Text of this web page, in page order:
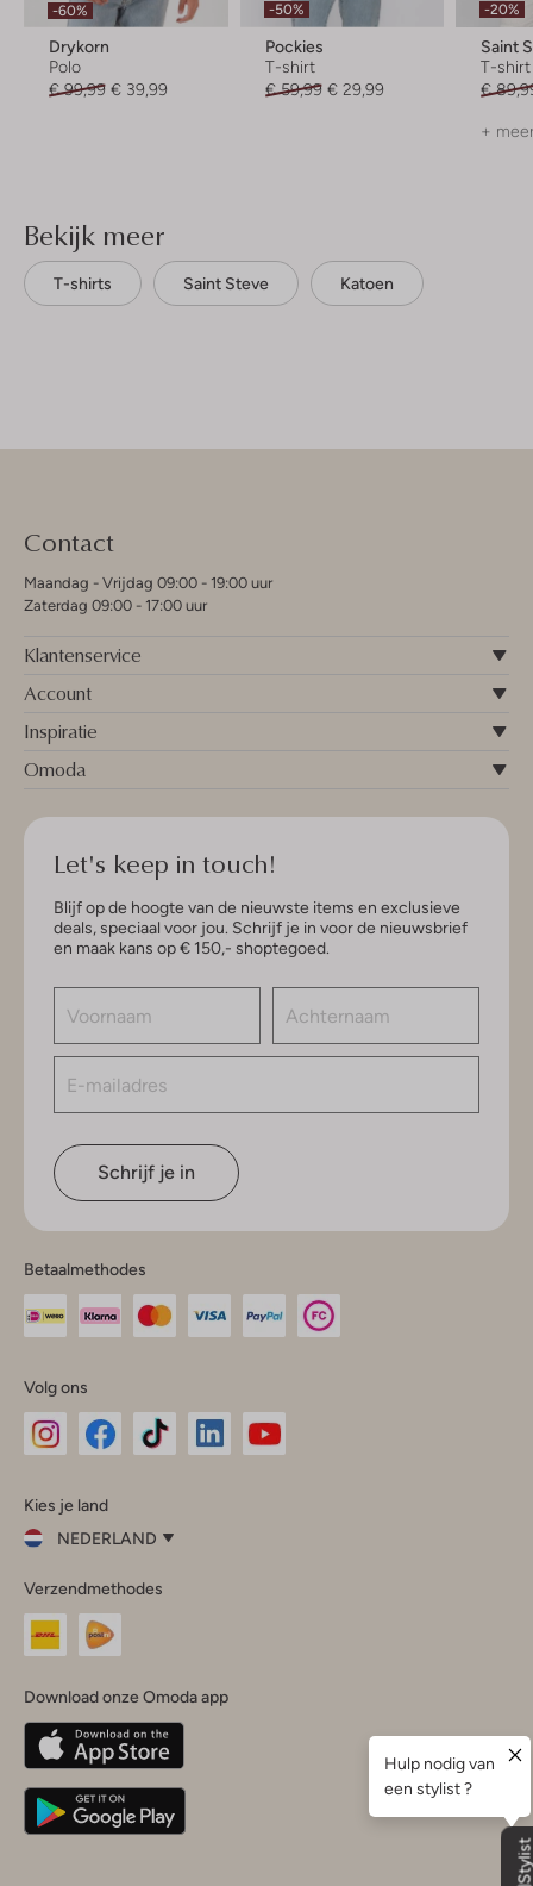
-60%
Drykorn
Polo
€ 99,99 € 39,99
-50%
Pockies
T-shirt
€ 59,99 € 29,99
-20%
Saint
T-shirt
€
+
Bekijk meer
T-shirts Saint Steve Katoen
Contact
Maandag - Vrijdag 09:00 - 19:00 uur
Zaterdag 09:00 - 17:00 uur
Klantenservice
Account
Inspiratie
Omoda
Let's keep in touch!
Blijf op de hoogte van de nieuwste items en exclusieve
deals, speciaal voor jou. Schrijf je in voor de nieuwsbrief
en maak kans op € 150,- shoptegoed.
Schrijf je in
Betaalmethodes
Volg ons
InstagramFacebook
Kies je land
NEDERLAND
je
land
Nederland
Belgique(Français)
Deutschland
Verzendmethodes
Download onze Omoda app